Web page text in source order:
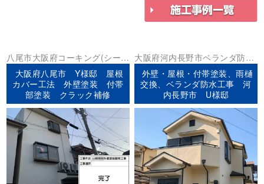
八尾市大阪府コーキング(シーリ
ング)その他外壁塗装屋根塗装防
水工事
大阪府八尾市 Y様邸 屋根
カバー工法 外壁塗装 付帯
部塗装 クラック補修
大阪府河内長野市ベランダ防水
外壁塗装屋根塗装防水工事
外壁・屋根・付帯塗装、雨樋
交換、ベランダ防水工事 河
内長野市 U様邸